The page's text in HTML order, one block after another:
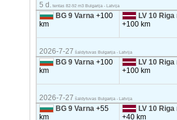
5 d. tentas 82-92 m3 Bulgarija - Latvija
BG 9 Varna+100
km
LV 10 Riga
+100 km
2026-7-27 šaldytuvas Bulgarija - Latvija
BG 9 Varna+100
km
LV 10 Riga
+100 km
2026-7-27 šaldytuvas Bulgarija - Latvija
BG 9 Varna+55
km
LV 10 Riga
+40 km